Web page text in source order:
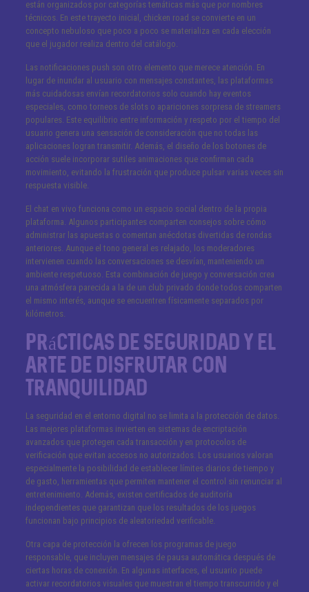
están organizados por categorías temáticas más que por nombres
técnicos. En este trayecto inicial, chicken road se convierte en un
concepto nebuloso que poco a poco se materializa en cada elección
que el jugador realiza dentro del catálogo.
Las notificaciones push son otro elemento que merece atención. En
lugar de inundar al usuario con mensajes constantes, las plataformas
más cuidadosas envían recordatorios solo cuando hay eventos
especiales, como torneos de slots o apariciones sorpresa de streamers
populares. Este equilibrio entre información y respeto por el tiempo del
usuario genera una sensación de consideración que no todas las
aplicaciones logran transmitir. Además, el diseño de los botones de
acción suele incorporar sutiles animaciones que confirman cada
movimiento, evitando la frustración que produce pulsar varias veces sin
respuesta visible.
El chat en vivo funciona como un espacio social dentro de la propia
plataforma. Algunos participantes comparten consejos sobre cómo
administrar las apuestas o comentan anécdotas divertidas de rondas
anteriores. Aunque el tono general es relajado, los moderadores
intervienen cuando las conversaciones se desvían, manteniendo un
ambiente respetuoso. Esta combinación de juego y conversación crea
una atmósfera parecida a la de un club privado donde todos comparten
el mismo interés, aunque se encuentren físicamente separados por
kilómetros.
Prácticas de seguridad y el
arte de disfrutar con
tranquilidad
La seguridad en el entorno digital no se limita a la protección de datos.
Las mejores plataformas invierten en sistemas de encriptación
avanzados que protegen cada transacción y en protocolos de
verificación que evitan accesos no autorizados. Los usuarios valoran
especialmente la posibilidad de establecer límites diarios de tiempo y
de gasto, herramientas que permiten mantener el control sin renunciar al
entretenimiento. Además, existen certificados de auditoría
independientes que garantizan que los resultados de los juegos
funcionan bajo principios de aleatoriedad verificable.
Otra capa de protección la ofrecen los programas de juego
responsable, que incluyen mensajes de pausa automática después de
ciertas horas de conexión. En algunas interfaces, el usuario puede
activar recordatorios visuales que muestran el tiempo transcurrido y el